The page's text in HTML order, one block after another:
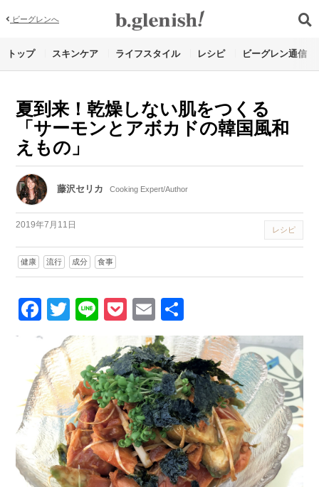
ビーグレンへ
トップ スキンケア ライフスタイル レシピ ビーグレン通信
夏到来！乾燥しない肌をつくる
「サーモンとアボカドの韓国風和
えもの」
藤沢セリカ Cooking Expert/Author
2019年7月11日 レシピ
健康 流行 成分 食事
Facebook
Twitter
LinePocket
Email